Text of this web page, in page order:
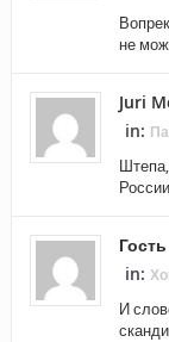
не
Juri
in:
Гость
in:
И